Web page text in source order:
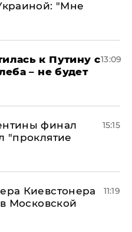
"Мне
к Путину с
– не будет
13:09
финал
"проклятие
15:15
Киевстонера
Московской
11:19